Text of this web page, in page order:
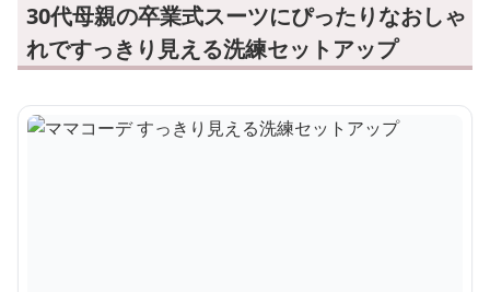
30代母親の卒業式スーツにぴったりなおしゃ
れですっきり見える洗練セットアップ